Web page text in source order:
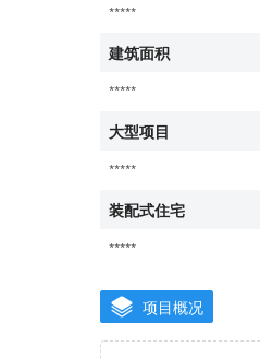
*****
建筑面积
*****
大型项目
*****
装配式住宅
*****
项目概况